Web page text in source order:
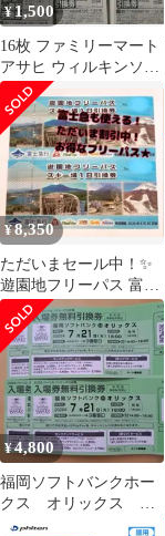
¥1,500
16枚 ファミリーマート
アサヒ ウィルキンソン
引換券
¥8,350
ただいまセール中！✨️
遊園地フリーパス 富士
急ハイランド 2枚！お
得なチケット！
¥4,800
福岡ソフトバンクホー
クス オリックス 入
場券無料引換券 みず